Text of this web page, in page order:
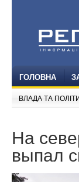
ГОЛОВНА
ВЛАДА ТА
На
выпал